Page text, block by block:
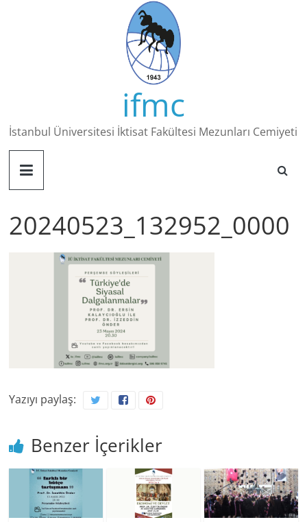
ifmc
İstanbul Üniversitesi İktisat Fakültesi Mezunları Cemiyeti
20240523_132952_0000
Yazıyı paylaş:
Benzer İçerikler